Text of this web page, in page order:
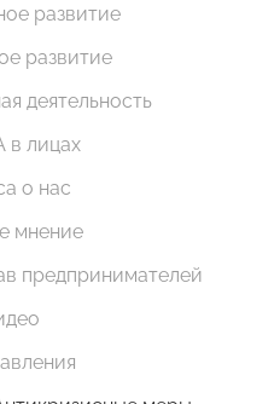
развитие
развитие
деятельность
лицах
о нас
мнение
предпринимателей